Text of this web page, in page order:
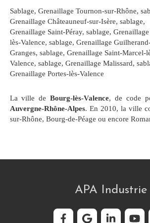
Sablage, Grenaillage Tournon-sur-Rhône,
Grenaillage Châteauneuf-sur-Isère, sablage,
Grenaillage Saint-Péray, sablage,
lès-Valence, sablage, Grenaillage
Granges, sablage, Grenaillage Saint-Marcel-
Valence, sablage, Grenaillage Malissard,
Grenaillage Portes-lès-Valence
La ville deBourg-lès-Valence, de code
Auvergne-Rhône-Alpes. En 2010, la ville
sur-Rhône, Bourg-de-Péage ou encore
APA Industrie